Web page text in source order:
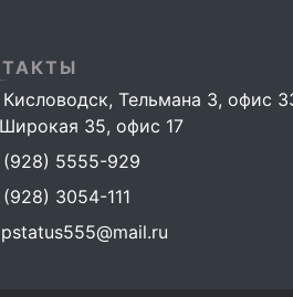
Кисловодск, Тельмана 3, офис
35, офис 17
(928) 5555-929
3054-111